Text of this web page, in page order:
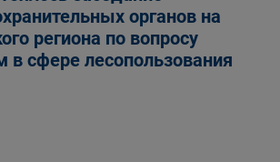
органов на
региона по вопросу
в сфере лесопользования